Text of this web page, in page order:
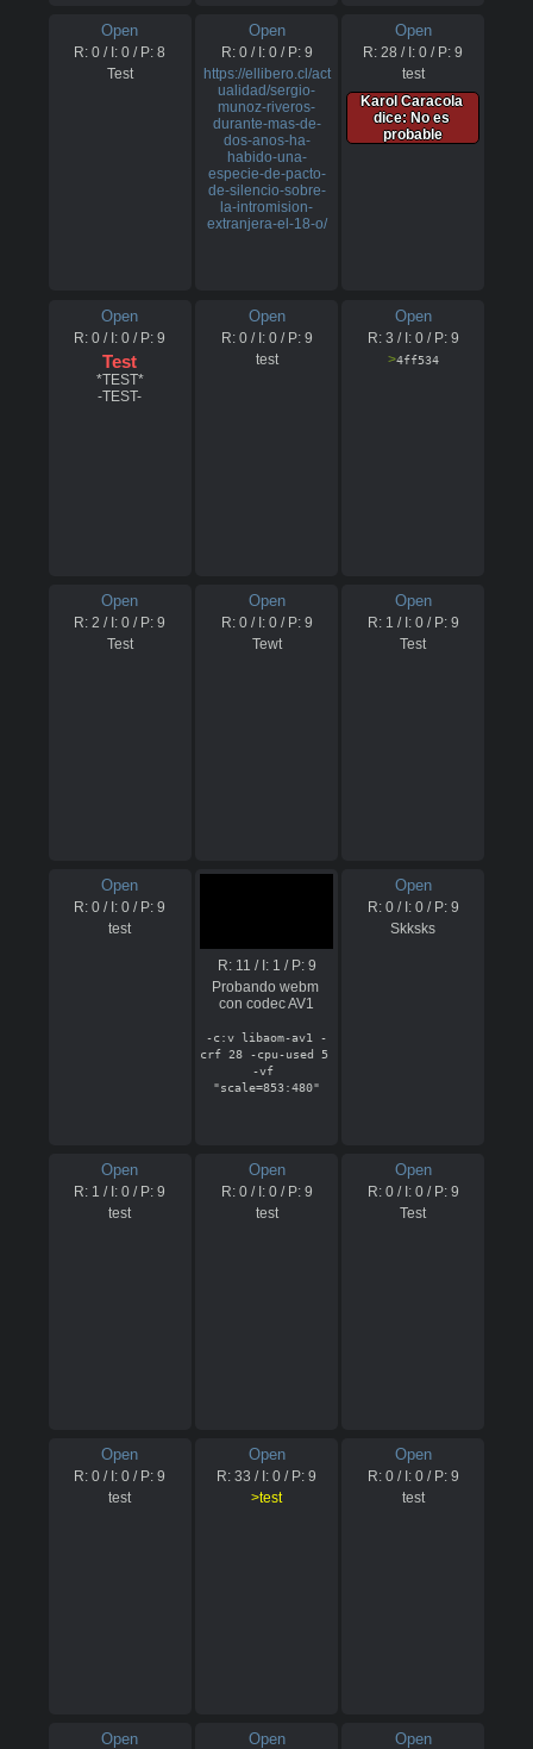
Open
R:0 / I:0 / P:8
Test
Open
R: 0/ I: 0/ P: 9
https://ellibero.cl/act
ualidad/sergio-
munoz-riveros-
durante-mas-de-
dos-anos-ha-
habido-una-
especie-de-pacto-
de-silencio-sobre-
la-intromision-
extranjera-el-18-o/
Open
R:28 / I:0 / P:9
test
Karol Caracola
dice: No es
probable
Open
R:0 / I:0 / P:9
Test
*TEST*
-TEST-
Open
R: 0/ I: 0/ P: 9
test
Open
R: 3 / I: 0/ P: 9
>4ff534
Open
R: 2 / I:0 / P:9
Test
Open
R: 0/ I: 0/ P: 9
Tewt
Open
R: 1 / I: 0/ P: 9
Test
Open
R:0 / I:0 / P:9
test
R: 11 / I: 1 / P: 9
Probando webm
-c:v libaom-av1 -
crf 28 -cpu-used 5
-vf
Open
R: 0/ I: 0/ P: 9
Skksks
Open
R: 1 / I:0 / P:9
test
Open
R: 0/ I: 0/ P: 9
test
Open
R: 0/ I: 0/ P: 9
Test
Open
R:0 / I:0 / P:9
test
Open
R: 33 / I: 0 / P: 9
>test
Open
R: 0/ I: 0/ P: 9
test
Open Open Open